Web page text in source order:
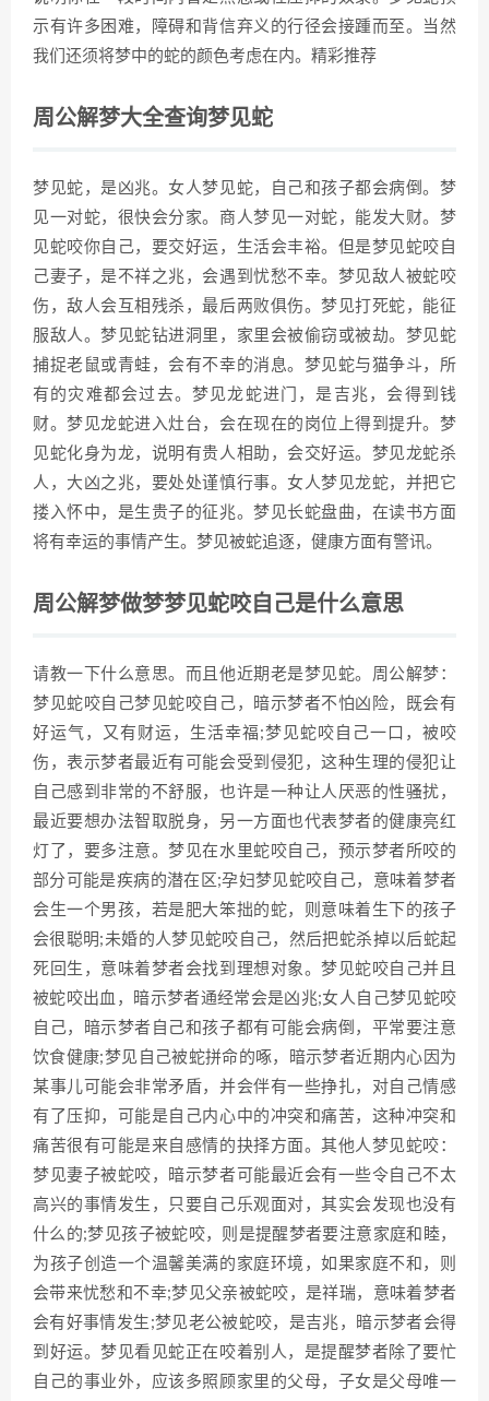
示有许多困难，障碍和背信弃义的行径会接踵而至。当然
我们还须将梦中的蛇的颜色考虑在内。精彩推荐
周公解梦大全查询梦见蛇
梦见蛇，是凶兆。女人梦见蛇，自己和孩子都会病倒。梦
见一对蛇，很快会分家。商人梦见一对蛇，能发大财。梦
见蛇咬你自己，要交好运，生活会丰裕。但是梦见蛇咬自
己妻子，是不祥之兆，会遇到忧愁不幸。梦见敌人被蛇咬
伤，敌人会互相残杀，最后两败俱伤。梦见打死蛇，能征
服敌人。梦见蛇钻进洞里，家里会被偷窃或被劫。梦见蛇
捕捉老鼠或青蛙，会有不幸的消息。梦见蛇与猫争斗，所
有的灾难都会过去。梦见龙蛇进门，是吉兆，会得到钱
财。梦见龙蛇进入灶台，会在现在的岗位上得到提升。梦
见蛇化身为龙，说明有贵人相助，会交好运。梦见龙蛇杀
人，大凶之兆，要处处谨慎行事。女人梦见龙蛇，并把它
搂入怀中，是生贵子的征兆。梦见长蛇盘曲，在读书方面
将有幸运的事情产生。梦见被蛇追逐，健康方面有警讯。
周公解梦做梦梦见蛇咬自己是什么意思
请教一下什么意思。而且他近期老是梦见蛇。周公解梦：
梦见蛇咬自己梦见蛇咬自己，暗示梦者不怕凶险，既会有
好运气，又有财运，生活幸福;梦见蛇咬自己一口，被咬
伤，表示梦者最近有可能会受到侵犯，这种生理的侵犯让
自己感到非常的不舒服，也许是一种让人厌恶的性骚扰，
最近要想办法智取脱身，另一方面也代表梦者的健康亮红
灯了，要多注意。梦见在水里蛇咬自己，预示梦者所咬的
部分可能是疾病的潜在区;孕妇梦见蛇咬自己，意味着梦者
会生一个男孩，若是肥大笨拙的蛇，则意味着生下的孩子
会很聪明;未婚的人梦见蛇咬自己，然后把蛇杀掉以后蛇起
死回生，意味着梦者会找到理想对象。梦见蛇咬自己并且
被蛇咬出血，暗示梦者通经常会是凶兆;女人自己梦见蛇咬
自己，暗示梦者自己和孩子都有可能会病倒，平常要注意
饮食健康;梦见自己被蛇拼命的啄，暗示梦者近期内心因为
某事儿可能会非常矛盾，并会伴有一些挣扎，对自己情感
有了压抑，可能是自己内心中的冲突和痛苦，这种冲突和
痛苦很有可能是来自感情的抉择方面。其他人梦见蛇咬：
梦见妻子被蛇咬，暗示梦者可能最近会有一些令自己不太
高兴的事情发生，只要自己乐观面对，其实会发现也没有
什么的;梦见孩子被蛇咬，则是提醒梦者要注意家庭和睦，
为孩子创造一个温馨美满的家庭环境，如果家庭不和，则
会带来忧愁和不幸;梦见父亲被蛇咬，是祥瑞，意味着梦者
会有好事情发生;梦见老公被蛇咬，是吉兆，暗示梦者会得
到好运。梦见看见蛇正在咬着别人，是提醒梦者除了要忙
自己的事业外，应该多照顾家里的父母，子女是父母唯一